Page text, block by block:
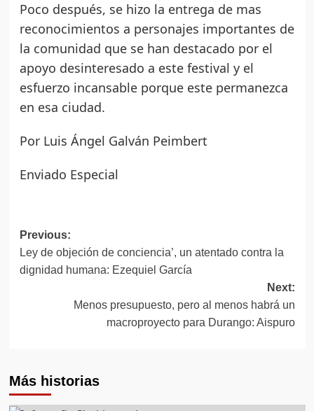
Poco después, se hizo la entrega de mas
reconocimientos a personajes importantes de
la comunidad que se han destacado por el
apoyo desinteresado a este festival y el
esfuerzo incansable porque este permanezca
en esa ciudad.
Por Luis Ángel Galván Peimbert
Enviado Especial
Post
navigation
Previous:
Ley de objeción de conciencia’, un atentado contra la
dignidad humana: Ezequiel García
Next:
Menos presupuesto, pero al menos habrá un
macroproyecto para Durango: Aispuro
Más historias